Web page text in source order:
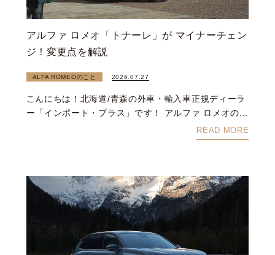
アルファ ロメオ「トナーレ」が マイナーチェン
ジ！変更点を解説
ALFA ROMEOのこと 2026.07.27
こんにちは！北海道/青森の外車・輸入車正規ディーラ
ー「インポート・プラス」です！ アルファ ロメオの...
READ MORE